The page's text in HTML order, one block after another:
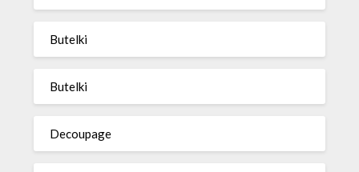
Butelki
Butelki
Decoupage